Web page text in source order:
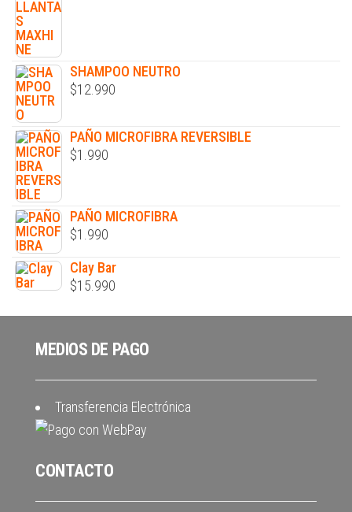
SHAMPOO NEUTRO
$12.990
PAÑO MICROFIBRA REVERSIBLE
$1.990
PAÑO MICROFIBRA
$1.990
Clay Bar
$15.990
MEDIOS DE PAGO
Transferencia Electrónica
CONTACTO